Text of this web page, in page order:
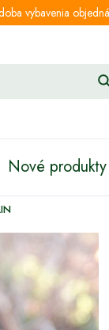
vybavenia
Nové produkty